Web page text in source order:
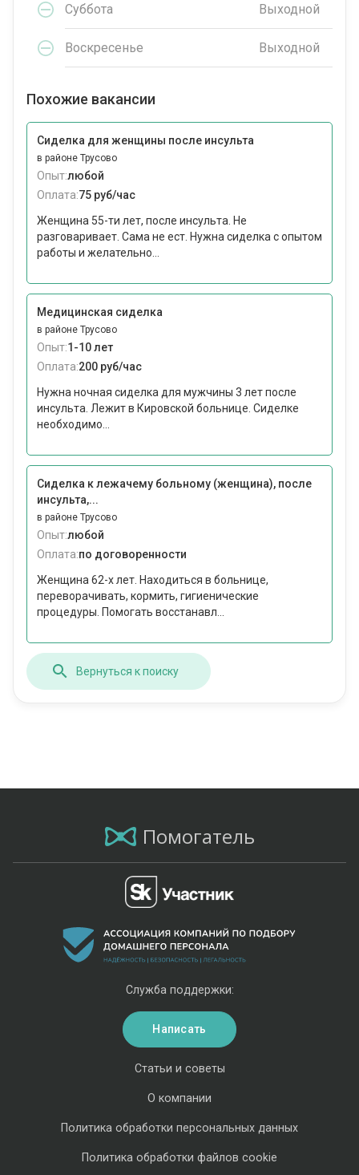
Суббота Выходной
Воскресенье Выходной
Похожие вакансии
Сиделка для женщины после инсульта
в районе Трусово
Опыт:любой
Оплата:75 руб/час
Женщина 55-ти лет, после инсульта. Не
разговаривает. Сама не ест. Нужна сиделка с опытом
работы и желательно...
Медицинская сиделка
в районе Трусово
Опыт:1-10 лет
Оплата:200 руб/час
Нужна ночная сиделка для мужчины 3 лет после
инсульта. Лежит в Кировской больнице. Сиделке
необходимо...
Сиделка к лежачему больному (женщина), после
инсульта,...
в районе Трусово
Опыт:любой
Оплата:по договоренности
Женщина 62-х лет. Находиться в больнице,
переворачивать, кормить, гигиенические
процедуры. Помогать восстанавл...
Вернуться к поиску
Помогатель
Статьи и советы
О компании
Политика обработки персональных данных
Политика обработки файлов cookie
Служба поддержки:
Написать